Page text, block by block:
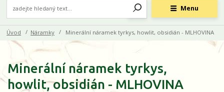
Menu
Úvod Náramky Minerální náramek tyrkys, howlit, obsidián - MLHOVINA
Minerální náramek tyrkys,
howlit, obsidián - MLHOVINA